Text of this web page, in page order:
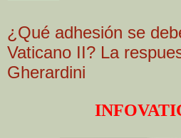
¿Qué adhesión se
Vaticano II? La
Gherardini